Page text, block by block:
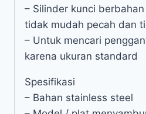
– Silinder kunci
tidak mudah pecah dan
– Untuk mencari
karena ukuran standard
Spesifikasi
– Bahan stainless steel